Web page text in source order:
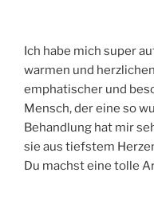
Ich habe mich super
warmen und
emphatischer und
Mensch, der eine so
Behandlung hat mir
sie aus tiefstem
Du machst eine tolle